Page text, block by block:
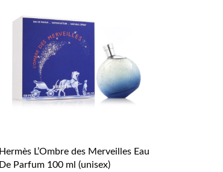
Hermès L’Ombre des Merveilles Eau
De Parfum 100 ml (unisex)